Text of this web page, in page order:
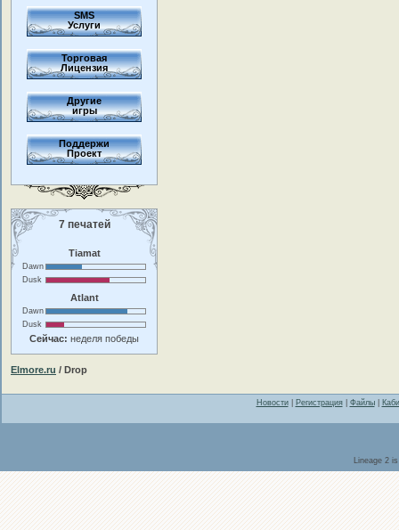
SMS
Услуги
Торговая
Лицензия
Другие
игры
Поддержи
Проект
7 печатей
Tiamat
Dawn
Dusk
Atlant
Dawn
Dusk
Сейчас: неделя победы
Elmore.ru / Drop
Новости| Регистрация| Файлы|
Lineage 2